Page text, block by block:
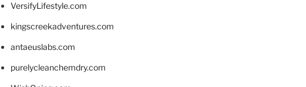
VersifyLifestyle.com
kingscreekadventures.com
antaeuslabs.com
purelycleanchemdry.com